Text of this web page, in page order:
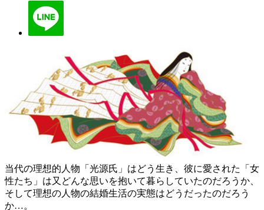
当代の理想的人物「光源氏」はどう生き、彼に愛された「女
性たち」は又どんな思いを抱いて暮らしていたのだろうか、
そして理想の人物の結婚生活の実態はどうだったのだろう
か…。